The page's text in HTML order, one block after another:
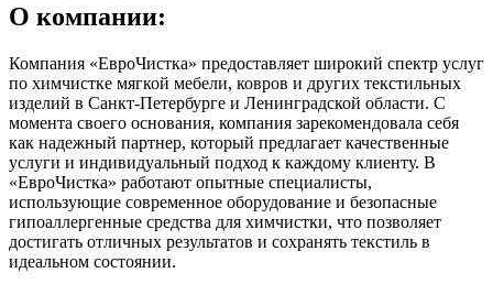
О компании:
Компания «ЕвроЧистка» предоставляет широкий спектр услуг
по химчистке мягкой мебели, ковров и других текстильных
изделий в Санкт-Петербурге и Ленинградской области. С
момента своего основания, компания зарекомендовала себя
как надежный партнер, который предлагает качественные
услуги и индивидуальный подход к каждому клиенту. В
«ЕвроЧистка» работают опытные специалисты,
использующие современное оборудование и безопасные
гипоаллергенные средства для химчистки, что позволяет
достигать отличных результатов и сохранять текстиль в
идеальном состоянии.